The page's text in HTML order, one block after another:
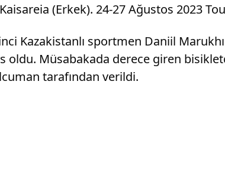
(Erkek). 24-27 Ağustos 2023
Kazakistanlı sportmen Daniil
oldu. Müsabakada derece giren
tarafından verildi.